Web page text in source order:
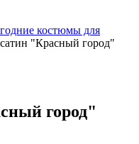
костюмы для
"Красный город"
город"